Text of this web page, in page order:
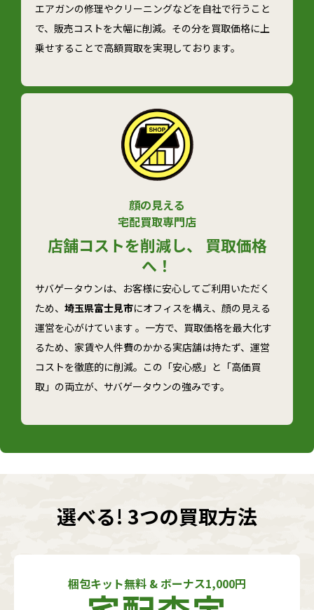
エアガンの修理やクリーニングなどを自社で行うこと
で、販売コストを大幅に削減。その分を買取価格に上
乗せすることで高額買取を実現しております。
顔の見える
宅配買取専門店
店舗コストを削減し、 買取価格
へ！
サバゲータウンは、お客様に安心してご利用いただく
ため、 埼玉県富士見市にオフィスを構え、顔の見える
運営を心がけています 。一方で、買取価格を最大化す
るため、家賃や人件費のかかる実店舗は持たず、運営
コストを徹底的に削減。この「安心感」と「高価買
取」の両立が、サバゲータウンの強みです。
選べる! 3つの買取方法
梱包キット無料 & ボーナス1,000円